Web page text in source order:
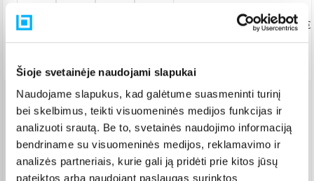
Šioje svetainėje naudojami slapukai
Naudojame slapukus, kad galėtume suasmeninti turinį
bei skelbimus, teikti visuomeninės medijos funkcijas ir
analizuoti srautą. Be to, svetainės naudojimo informaciją
bendriname su visuomeninės medijos, reklamavimo ir
analizės partneriais, kurie gali ją pridėti prie kitos jūsų
pateiktos arba naudojant paslaugas surinktos
Pratęsta taisymo garantija įmonėms Nuo 30,00 €
Venipak paštomatas (2,39 €)
Pristato ir šeštadienį
Rugpjūtis 17d. - Rugpjūtis 24d.
Venipak kurjeris (2,99 €)
Rugpjūtis 18d. - Rugpjūtis 25d.